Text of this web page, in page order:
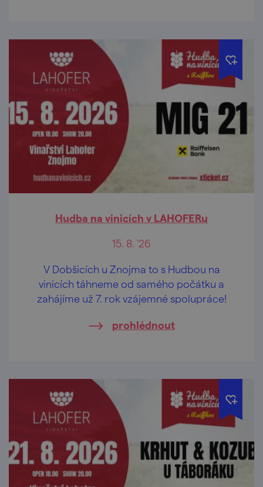
Hudba na vinicích v LAHOFERu
15. 8. '26
V Dobšicích u Znojma to s Hudbou na
vinicích táhneme od samého počátku a
zahájíme už 7. rok vzájemné spolupráce!
prohlédnout